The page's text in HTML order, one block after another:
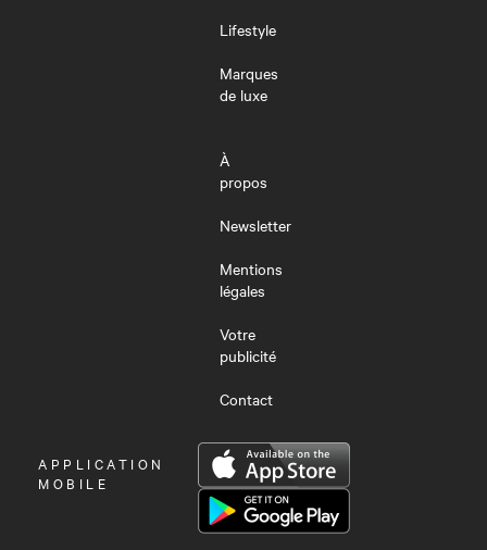
Lifestyle
Marques
de luxe
À
propos
Newsletter
Mentions
légales
Votre
publicité
Contact
OUVRIR
LE
APPLICATION
MOBILE